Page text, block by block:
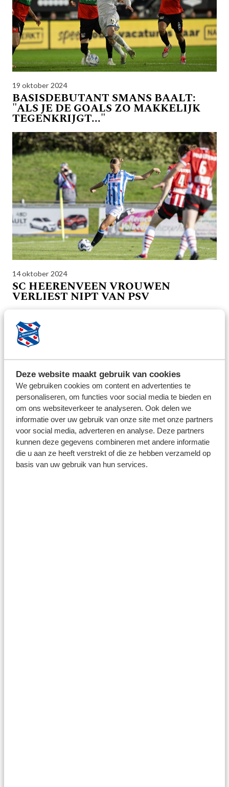
Deze website maakt gebruik van cookies
We gebruiken cookies om content en advertenties te
personaliseren, om functies voor social media te bieden en
om ons websiteverkeer te analyseren. Ook delen we
informatie over uw gebruik van onze site met onze partners
voor social media, adverteren en analyse. Deze partners
kunnen deze gegevens combineren met andere informatie
die u aan ze heeft verstrekt of die ze hebben verzameld op
basis van uw gebruik van hun services.
19 oktober 2024
BASISDEBUTANT SMANS BAALT:
"ALS JE DE GOALS ZO MAKKELIJK
TEGENKRIJGT..."
14 oktober 2024
SC HEERENVEEN VROUWEN
VERLIEST NIPT VAN PSV
9 oktober 2024
SC HEERENVEEN SPEELT GELIJK IN